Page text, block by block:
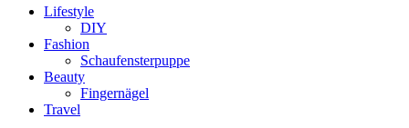
Lifestyle
DIY
Fashion
Schaufensterpuppe
Beauty
Fingernägel
Travel